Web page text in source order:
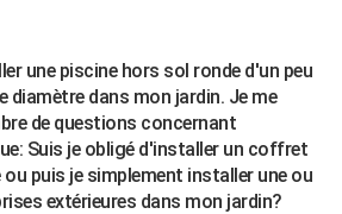
une piscine hors sol ronde d'un peu
diamètre dans mon jardin. Je me
de questions concernant
Suis je obligé d'installer un coffret
puis je simplement installer une ou
extérieures dans mon jardin?